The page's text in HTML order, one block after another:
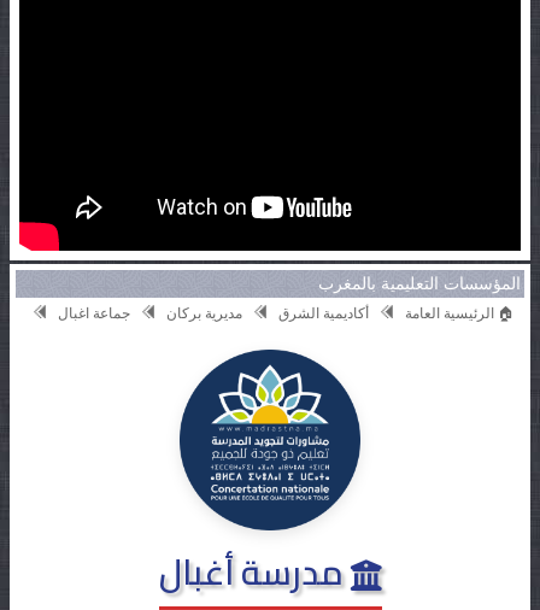
المؤسسات التعليمية بالمغرب
🏠 الرئيسية العامة أكاديمية الشرق مديرية بركان جماعة اغبال
مدرسة أغبال